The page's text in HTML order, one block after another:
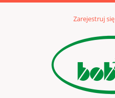
Zarejestruj się